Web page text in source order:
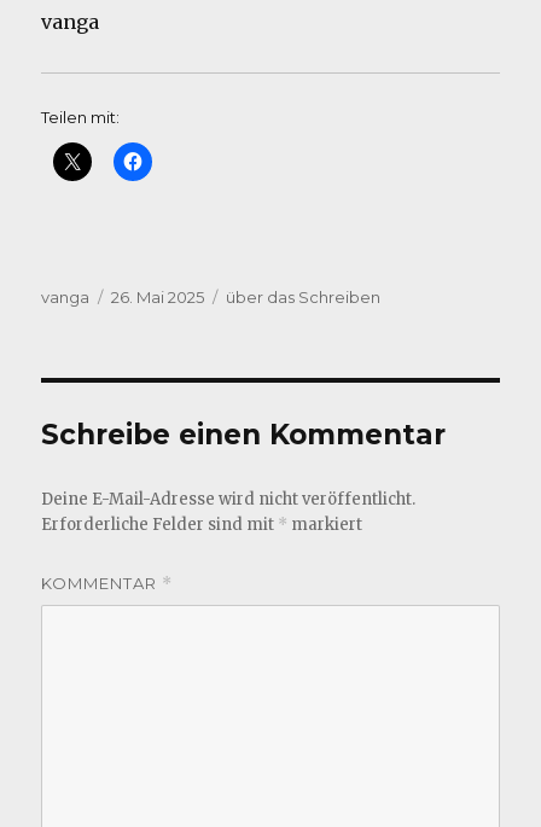
vanga
Teilen mit:
Autor
vanga
Veröffentlicht
26. Mai 2025 Kategorien
über das Schreiben
Schreibe einen Kommentar
Deine E-Mail-Adresse wird nicht veröffentlicht.
Erforderliche Felder sind mit * markiert
KOMMENTAR *